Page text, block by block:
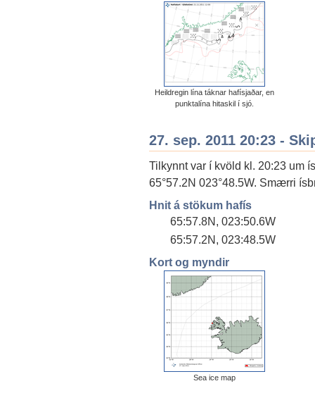
Heildregin lína táknar hafísjaðar, en
punktalína hitaskil í sjó.
27. sep. 2011 20:23 -
Tilkynnt var í kvöld kl. 20:23 um
65°57.2N 023°48.5W. Smærri
Hnit á stökum hafís
65:57.8N, 023:50.6W
65:57.2N, 023:48.5W
Kort og myndir
Sea ice map